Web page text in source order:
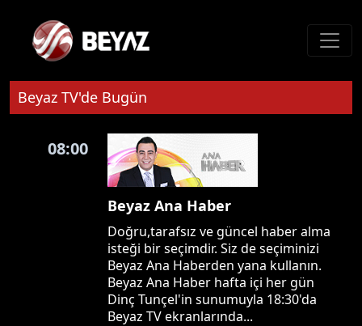
Beyaz TV'de Bugün
08:00
Beyaz Ana Haber
Doğru,tarafsız ve güncel haber alma
isteği bir seçimdir. Siz de seçiminizi
Beyaz Ana Haberden yana kullanın.
Beyaz Ana Haber hafta içi her gün
Dinç Tunçel'in sunumuyla 18:30'da
Beyaz TV ekranlarında...